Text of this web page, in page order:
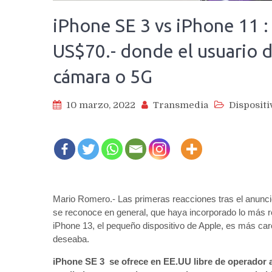
iPhone SE 3 vs iPhone 11
US$70.- donde el usuario
cámara o 5G
10 marzo, 2022 Transmedia
Mario Romero.- Las primeras reacciones tras el
se reconoce en general, que haya incorporado lo
iPhone 13, el pequeño dispositivo de Apple, es más
deseaba.
iPhone SE 3 se ofrece en EE.UU libre de operador